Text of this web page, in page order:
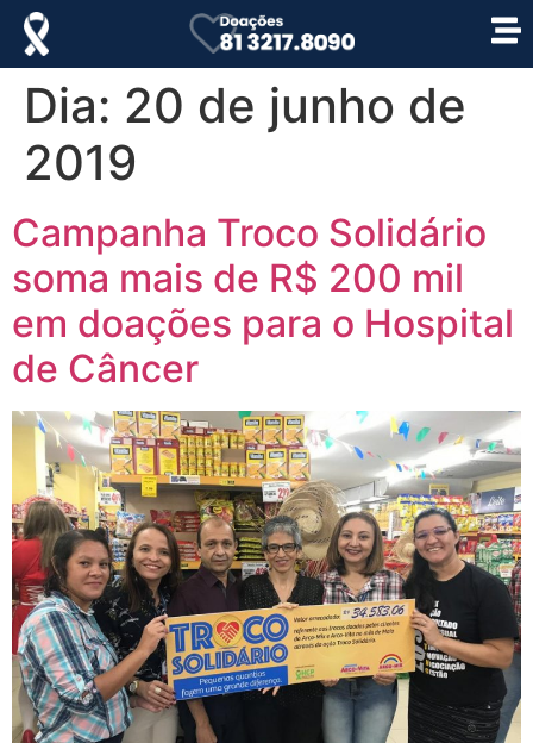
Dia: 20 de junho de
2019
Campanha Troco Solidário
soma mais de R$ 200 mil
em doações para o Hospital
de Câncer